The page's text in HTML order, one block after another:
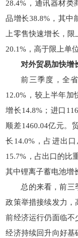
28.4%，通讯器材类
品增长38.8%，其中
上零售快速增长，
20.1%，高于限上单
对外贸易加快增
前三季度，全
12.0%，较上半年加
增长14.8%；进口
顺差1460.04亿元。
长14.0%，占进出
15.7%，占出口的比
其中锂离子蓄电池增
总的来看，前三
政策举措接续发力，
前经济运行仍面临不
经济持续回升向好基